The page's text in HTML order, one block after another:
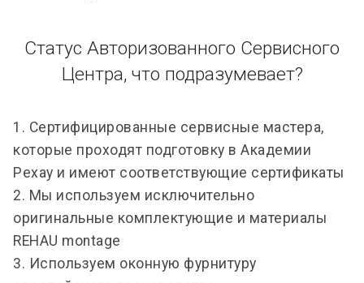
Статус Авторизованного Сервисного
Центра, что подразумевает?
1. Сертифицированные сервисные мастера,
которые проходят подготовку в Академии
Рехау и имеют соответствующие сертификаты
2. Мы используем исключительно
оригинальные комплектующие и материалы
REHAU montage
3. Используем оконную фурнитуру